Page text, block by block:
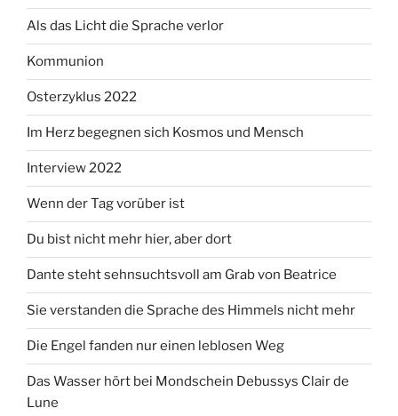
Als das Licht die Sprache verlor
Kommunion
Osterzyklus 2022
Im Herz begegnen sich Kosmos und Mensch
Interview 2022
Wenn der Tag vorüber ist
Du bist nicht mehr hier, aber dort
Dante steht sehnsuchtsvoll am Grab von Beatrice
Sie verstanden die Sprache des Himmels nicht mehr
Die Engel fanden nur einen leblosen Weg
Das Wasser hört bei Mondschein Debussys Clair de
Lune